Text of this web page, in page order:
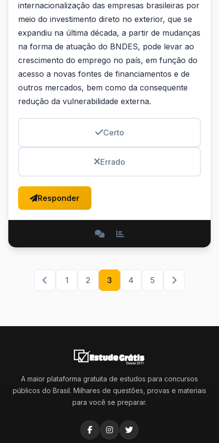
internacionalização das empresas brasileiras por
meio do investimento direto no exterior, que se
expandiu na última década, a partir de mudanças
na forma de atuação do BNDES, pode levar ao
crescimento do emprego no país, em função do
acesso a novas fontes de financiamentos e de
outros mercados, bem como da consequente
redução da vulnerabilidade externa.
Certo
Errado
Responder
1 2 3 4 5
A maior plataforma gratuita de estudos para concursos
públicos do Brasil. Milhares de questões, provas e materiais
para você se preparar.